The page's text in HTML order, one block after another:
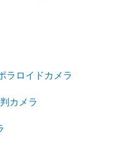
ラロイドカメラ
カメラ